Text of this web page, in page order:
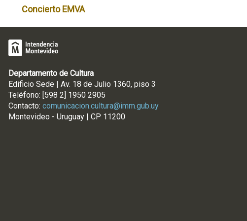
Concierto EMVA
Departamento de Cultura
Edificio Sede | Av. 18 de Julio 1360, piso 3
Teléfono: [598 2] 1950 2905
Contacto: comunicacion.cultura@imm.gub.uy
Montevideo - Uruguay | CP 11200